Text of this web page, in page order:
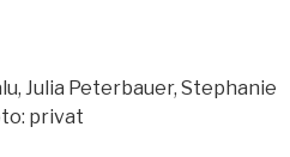
Julia Peterbauer, Stephanie
privat